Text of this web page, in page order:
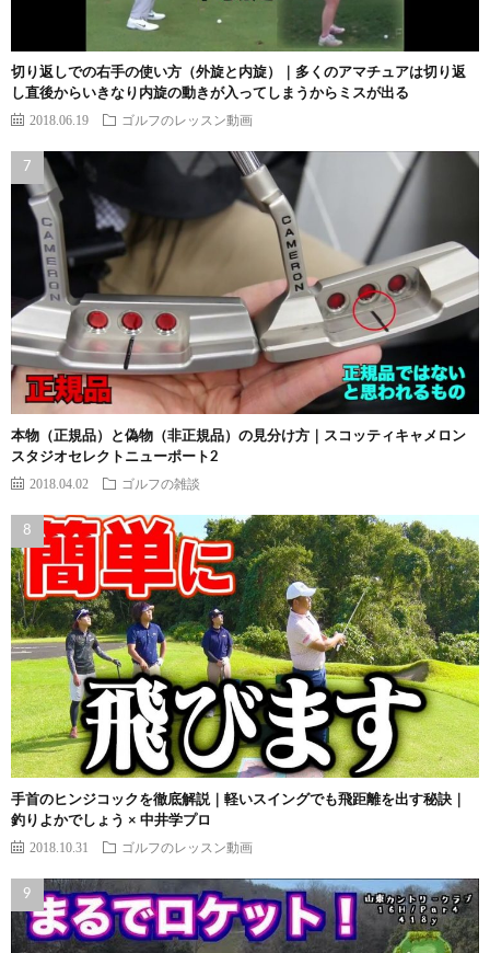
切り返しでの右手の使い方（外旋と内旋）｜多くのアマチュアは切り返
し直後からいきなり内旋の動きが入ってしまうからミスが出る
2018.06.19 ゴルフのレッスン動画
本物（正規品）と偽物（非正規品）の見分け方｜スコッティキャメロン
スタジオセレクトニューポート2
2018.04.02 ゴルフの雑談
手首のヒンジコックを徹底解説｜軽いスイングでも飛距離を出す秘訣｜
釣りよかでしょう × 中井学プロ
2018.10.31 ゴルフのレッスン動画